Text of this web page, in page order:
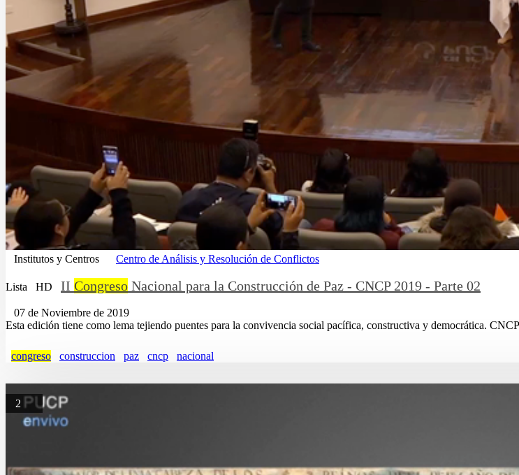
Institutos y Centros Centro de Análisis y Resolución de Conflictos
Lista HD II Congreso Nacional para la Construcción de Paz - CNCP 2019 - Parte 02
07 de Noviembre de 2019
Esta edición tiene como lema tejiendo puentes para la convivencia social pacífica, constructiva y democrática.
congreso construccion paz cncp nacional
2